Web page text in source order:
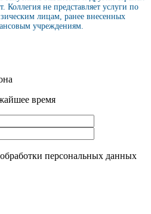
не представляет услуги по
лицам, ранее внесенных
учреждениям.
время
обработки персональных данных